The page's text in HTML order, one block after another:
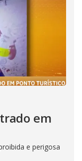
em
e perigosa